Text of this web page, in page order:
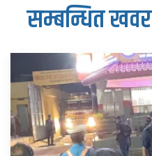
सम्बन्धित खवर